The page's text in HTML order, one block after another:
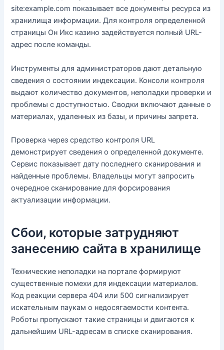
site:example.com показывает все документы ресурса из
хранилища информации. Для контроля определенной
страницы Он Икс казино задействуется полный URL-
адрес после команды.
Инструменты для администраторов дают детальную
сведения о состоянии индексации. Консоли контроля
выдают количество документов, неполадки проверки и
проблемы с доступностью. Сводки включают данные о
материалах, удаленных из базы, и причины запрета.
Проверка через средство контроля URL
демонстрирует сведения о определенной документе.
Сервис показывает дату последнего сканирования и
найденные проблемы. Владельцы могут запросить
очередное сканирование для форсирования
актуализации информации.
Сбои, которые затрудняют
занесению сайта в хранилище
Технические неполадки на портале формируют
существенные помехи для индексации материалов.
Код реакции сервера 404 или 500 сигнализирует
искательным паукам о недосягаемости контента.
Роботы пропускают такие страницы и двигаются к
дальнейшим URL-адресам в списке сканирования.